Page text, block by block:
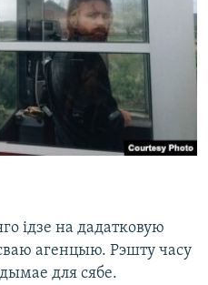
ідзе на дадатковую
агенцыю. Рэшту часу
для сябе.